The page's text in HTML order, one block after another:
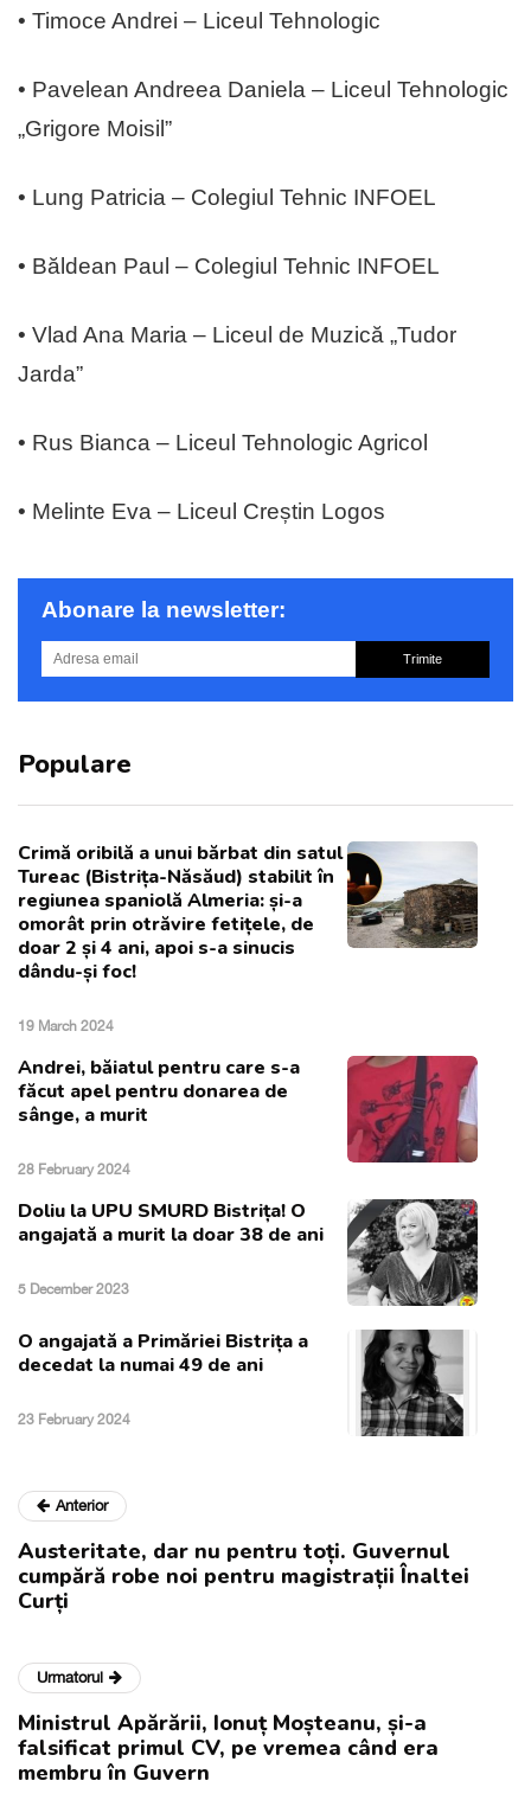
• Timoce Andrei – Liceul Tehnologic
• Pavelean Andreea Daniela – Liceul Tehnologic
„Grigore Moisil”
• Lung Patricia – Colegiul Tehnic INFOEL
• Băldean Paul – Colegiul Tehnic INFOEL
• Vlad Ana Maria – Liceul de Muzică „Tudor
Jarda”
• Rus Bianca – Liceul Tehnologic Agricol
• Melinte Eva – Liceul Creștin Logos
Abonare la newsletter:
Trimite
Populare
Crimă oribilă a unui bărbat din satul
Tureac (Bistrița-Năsăud) stabilit în
regiunea spaniolă Almeria: și-a
omorât prin otrăvire fetițele, de
doar 2 și 4 ani, apoi s-a sinucis
dându-și foc!
19 March 2024
Andrei, băiatul pentru care s-a
făcut apel pentru donarea de
sânge, a murit
28 February 2024
Doliu la UPU SMURD Bistrița! O
angajată a murit la doar 38 de ani
5 December 2023
O angajată a Primăriei Bistrița a
decedat la numai 49 de ani
23 February 2024
Anterior
Austeritate, dar nu pentru toți. Guvernul
cumpără robe noi pentru magistrații Înaltei
Curți
Urmatorul
Ministrul Apărării, Ionuț Moșteanu, și-a
falsificat primul CV, pe vremea când era
membru în Guvern